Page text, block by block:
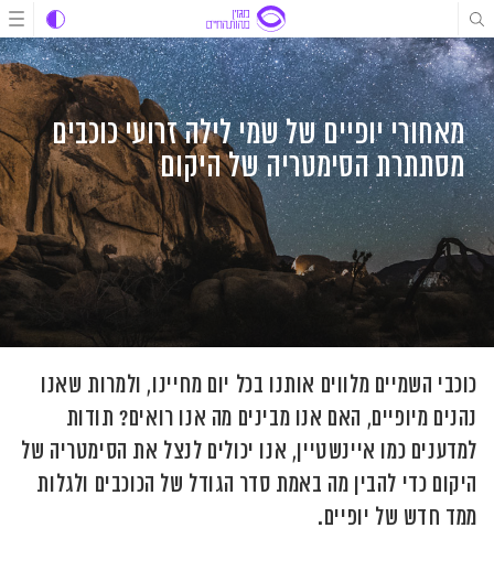
דלג
לתוכן
דלג
לתוכן
דלג
לניווט
מאחורי יופיים של שמי לילה זרועי כוכבים
מסתתרת הסימטריה של היקום
כוכבי השמיים מלווים אותנו בכל יום מחיינו, ולמרות שאנו
נהנים מיופיים, האם אנו מבינים מה אנו רואים? תודות
למדענים כמו איינשטיין, אנו יכולים לנצל את הסימטריה של
היקום כדי להבין מה באמת סדר הגודל של הכוכבים ולגלות
ממד חדש של יופיים.